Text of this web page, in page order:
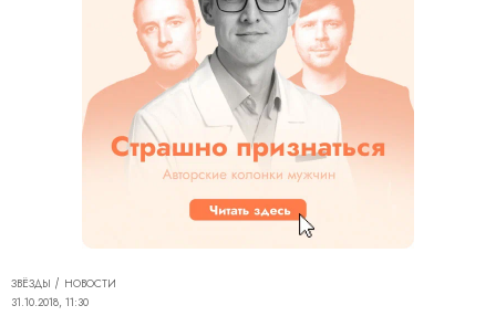
ЗВЁЗДЫ
НОВОСТИ
31.10.2018, 11:30